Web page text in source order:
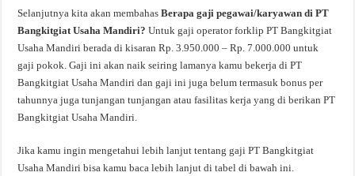
Selanjutnya kita akan membahasBerapa gaji pegawai/karyawan di PT
Bangkitgiat Usaha Mandiri?Untuk gaji operator forklip PT Bangkitgiat
Usaha Mandiri berada di kisaran Rp. 3.950.000 – Rp. 7.000.000 untuk
gaji pokok. Gaji ini akan naik seiring lamanya kamu bekerja di PT
Bangkitgiat Usaha Mandiri dan gaji ini juga belum termasuk bonus per
tahunnya juga tunjangan tunjangan atau fasilitas kerja yang di berikan PT
Bangkitgiat Usaha Mandiri.
Jika kamu ingin mengetahui lebih lanjut tentang gaji PT Bangkitgiat
Usaha Mandiri bisa kamu baca lebih lanjut di tabel di bawah ini.